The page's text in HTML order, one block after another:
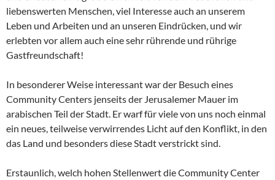
liebenswerten Menschen, viel Interesse auch an unserem
Leben und Arbeiten und an unseren Eindrücken, und wir
erlebten vor allem auch eine sehr rührende und rührige
Gastfreundschaft!
In besonderer Weise interessant war der Besuch eines
Community Centers jenseits der Jerusalemer Mauer im
arabischen Teil der Stadt. Er warf für viele von uns noch einmal
ein neues, teilweise verwirrendes Licht auf den Konflikt, in den
das Land und besonders diese Stadt verstrickt sind.
Erstaunlich, welch hohen Stellenwert die Community Center